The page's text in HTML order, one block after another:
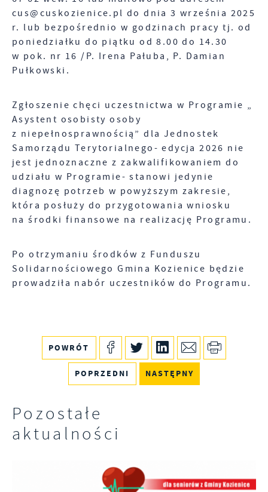
cus@cuskozienice.pl do dnia 3 września 2025
r. lub bezpośrednio w godzinach pracy tj. od
poniedziałku do piątku od 8.00 do 14.30
w pok. nr 16 /P. Irena Pałuba, P. Damian
Pułkowski.
Zgłoszenie chęci uczestnictwa w Programie „
Asystent osobisty osoby
z niepełnosprawnością” dla Jednostek
Samorządu Terytorialnego- edycja 2026 nie
jest jednoznaczne z zakwalifikowaniem do
udziału w Programie- stanowi jedynie
diagnozę potrzeb w powyższym zakresie,
która posłuży do przygotowania wniosku
na środki finansowe na realizację Programu.
Po otrzymaniu środków z Funduszu
Solidarnościowego Gmina Kozienice będzie
prowadziła nabór uczestników do Programu.
POWRÓT
POPRZEDNI NASTĘPNY
Pozostałe
aktualności